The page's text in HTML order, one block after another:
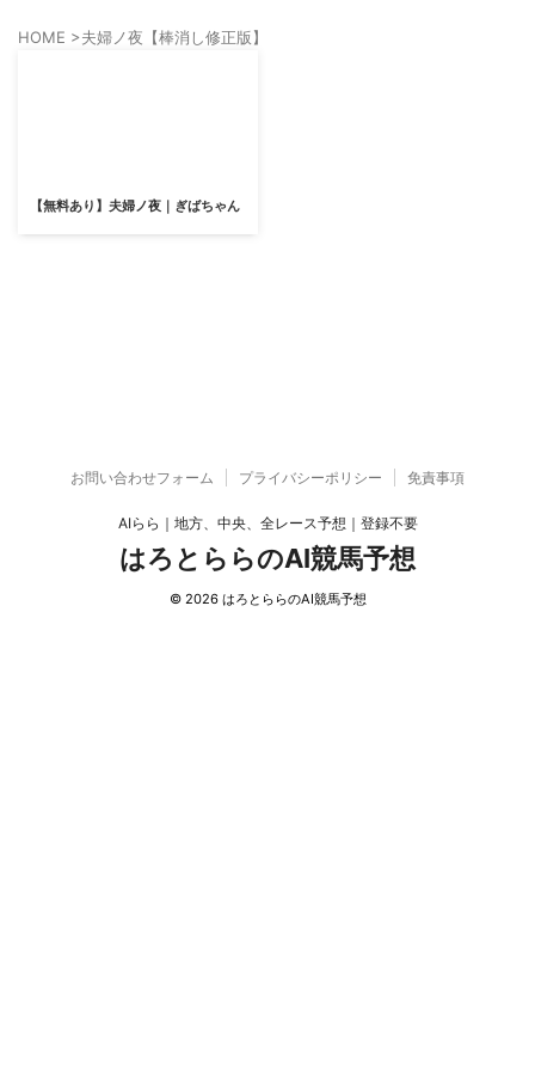
HOME >夫婦ノ夜【棒消し修正版】
【無料あり】夫婦ノ夜｜ぎばちゃん
お問い合わせフォーム プライバシーポリシー 免責事項
AIらら｜地方、中央、全レース予想｜登録不要
はろとららのAI競馬予想
© 2026 はろとららのAI競馬予想